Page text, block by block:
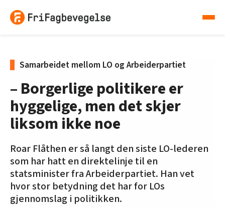
Samarbeidet mellom LO og Arbeiderpartiet
– Borgerlige politikere er
hyggelige, men det skjer
liksom ikke noe
Roar Flåthen er så langt den siste LO-lederen
som har hatt en direktelinje til en
statsminister fra Arbeiderpartiet. Han vet
hvor stor betydning det har for LOs
gjennomslag i politikken.